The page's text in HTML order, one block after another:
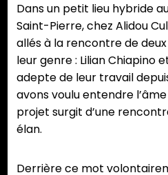
Dans un petit lieu hybride
Saint-Pierre, chez Alidou
allés à la rencontre de
leur genre : Lilian Chiapino
adepte de leur travail
avons voulu entendre
projet surgit d’une
élan.
Derrière ce mot